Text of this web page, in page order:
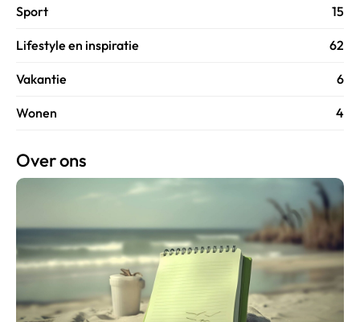
Sport 15
Lifestyle en inspiratie 62
Vakantie 6
Wonen 4
Over ons